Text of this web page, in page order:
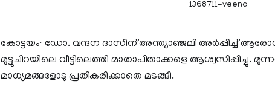
1368711-veena
കോട്ടയം∙ ഡോ. വന്ദന ദാസിന് അന്ത്യാഞ്ജലി അര്‍പ്പിച്ച്
മുട്ടുചിറയിലെ വീട്ടിലെത്തി മാതാപിതാക്കളെ ആശ്വസിപ്പിച്ചു.
മാധ്യമങ്ങളോടു പ്രതികരിക്കാതെ മടങ്ങി.